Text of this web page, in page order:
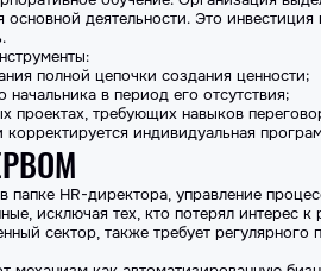
деятельности. Это инвестиция
полной цепочки создания ценности;
в период его отсутствия;
проектах, требующих навыков
корректируется индивидуальная
папке HR-директора, управление
исключая тех, кто потерял интерес
сектор, также требует регулярного